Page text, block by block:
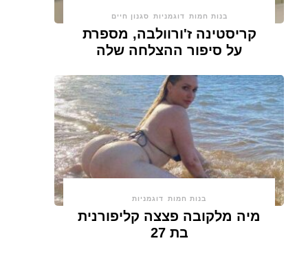
בנות חמות דוגמניות סגנון חיים
קריסטינה ז'ורוולבה, מספרת
על סיפור ההצלחה שלה
בנות חמות דוגמניות
מיה מלקובה פצצה קליפורנית
בת 27